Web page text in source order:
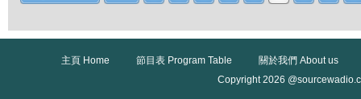
主頁 Home 節目表 Program Table
關於我們 About us
Copyright 2026